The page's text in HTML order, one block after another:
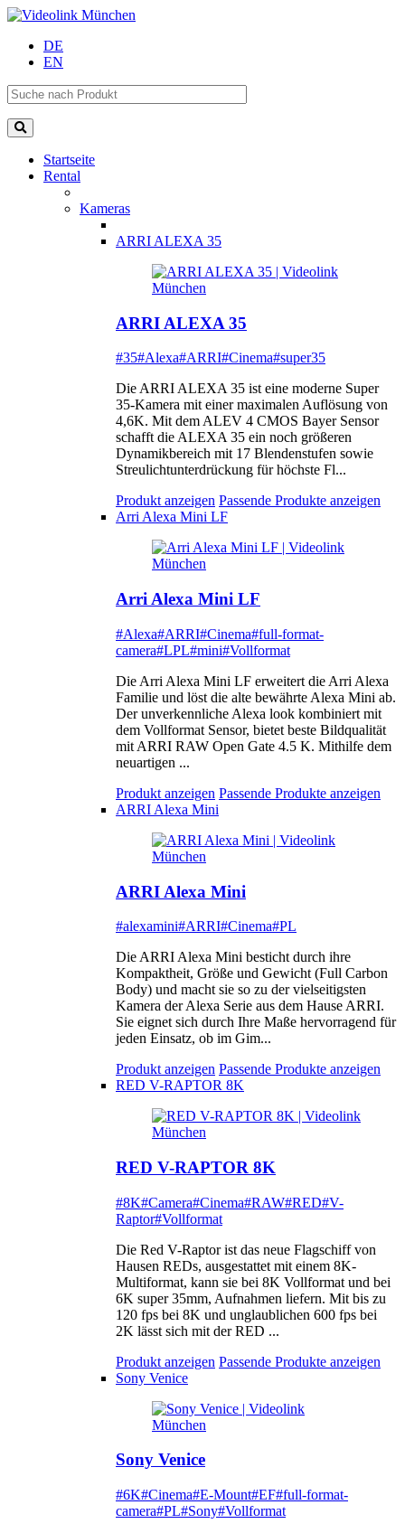
DE
EN
Startseite
Rental
Kameras
ARRI ALEXA 35
ARRI ALEXA 35
#35#Alexa#ARRI#Cinema#super35
Die ARRI ALEXA 35 ist eine moderne Super
35-Kamera mit einer maximalen Auflösung von
4,6K. Mit dem ALEV 4 CMOS Bayer Sensor
schafft die ALEXA 35 ein noch größeren
Dynamikbereich mit 17 Blendenstufen sowie
Streulichtunterdrückung für höchste Fl...
Produkt anzeigen Passende Produkte anzeigen
Arri Alexa Mini LF
Arri Alexa Mini LF
#Alexa#ARRI#Cinema#full-format-
camera#LPL#mini#Vollformat
Die Arri Alexa Mini LF erweitert die Arri Alexa
Familie und löst die alte bewährte Alexa Mini ab.
Der unverkennliche Alexa look kombiniert mit
dem Vollformat Sensor, bietet beste Bildqualität
mit ARRI RAW Open Gate 4.5 K. Mithilfe dem
neuartigen ...
Produkt anzeigen Passende Produkte anzeigen
ARRI Alexa Mini
ARRI Alexa Mini
#alexamini#ARRI#Cinema#PL
Die ARRI Alexa Mini besticht durch ihre
Kompaktheit, Größe und Gewicht (Full Carbon
Body) und macht sie so zu der vielseitigsten
Kamera der Alexa Serie aus dem Hause ARRI.
Sie eignet sich durch Ihre Maße hervorragend für
jeden Einsatz, ob im Gim...
Produkt anzeigen Passende Produkte anzeigen
RED V-RAPTOR 8K
RED V-RAPTOR 8K
#8K#Camera#Cinema#RAW#RED#V-
Raptor#Vollformat
Die Red V-Raptor ist das neue Flagschiff von
Hausen REDs, ausgestattet mit einem 8K-
Multiformat, kann sie bei 8K Vollformat und bei
6K super 35mm, Aufnahmen liefern. Mit bis zu
120 fps bei 8K und unglaublichen 600 fps bei
2K lässt sich mit der RED ...
Produkt anzeigen Passende Produkte anzeigen
Sony Venice
Sony Venice
#6K#Cinema#E-Mount#EF#full-format-
camera#PL#Sony#Vollformat